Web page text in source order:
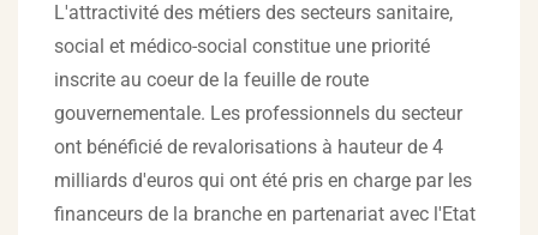
L'attractivité des métiers des secteurs sanitaire,
social et médico-social constitue une priorité
inscrite au coeur de la feuille de route
gouvernementale. Les professionnels du secteur
ont bénéficié de revalorisations à hauteur de 4
milliards d'euros qui ont été pris en charge par les
financeurs de la branche en partenariat avec l'Etat